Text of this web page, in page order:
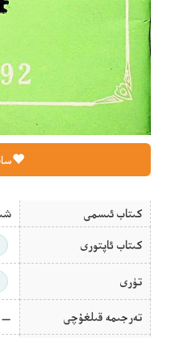
كىتاب ئىسمى
كىتاب ئاپتورى
تۈرى
تەرجىمە قىلغۇچى —